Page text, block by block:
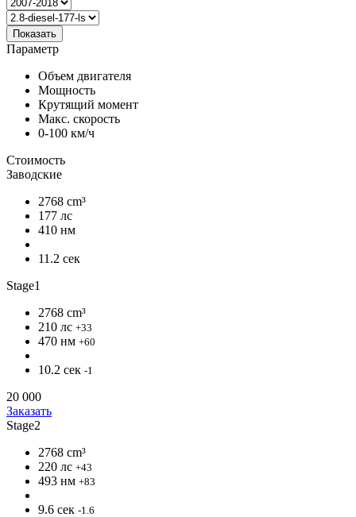
Показать
Параметр
Объем двигателя
Мощность
Крутящий момент
Макс. скорость
0-100 км/ч
Стоимость
Заводские
2768 cm³
177 лс
410 нм
11.2 сек
Stage1
2768 cm³
210 лс +33
470 нм +60
10.2 сек -1
20 000
Заказать
Stage2
2768 cm³
220 лс +43
493 нм +83
9.6 сек -1.6